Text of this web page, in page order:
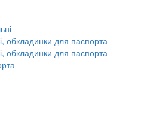
обкладинки для паспорта
обкладинки для паспорта